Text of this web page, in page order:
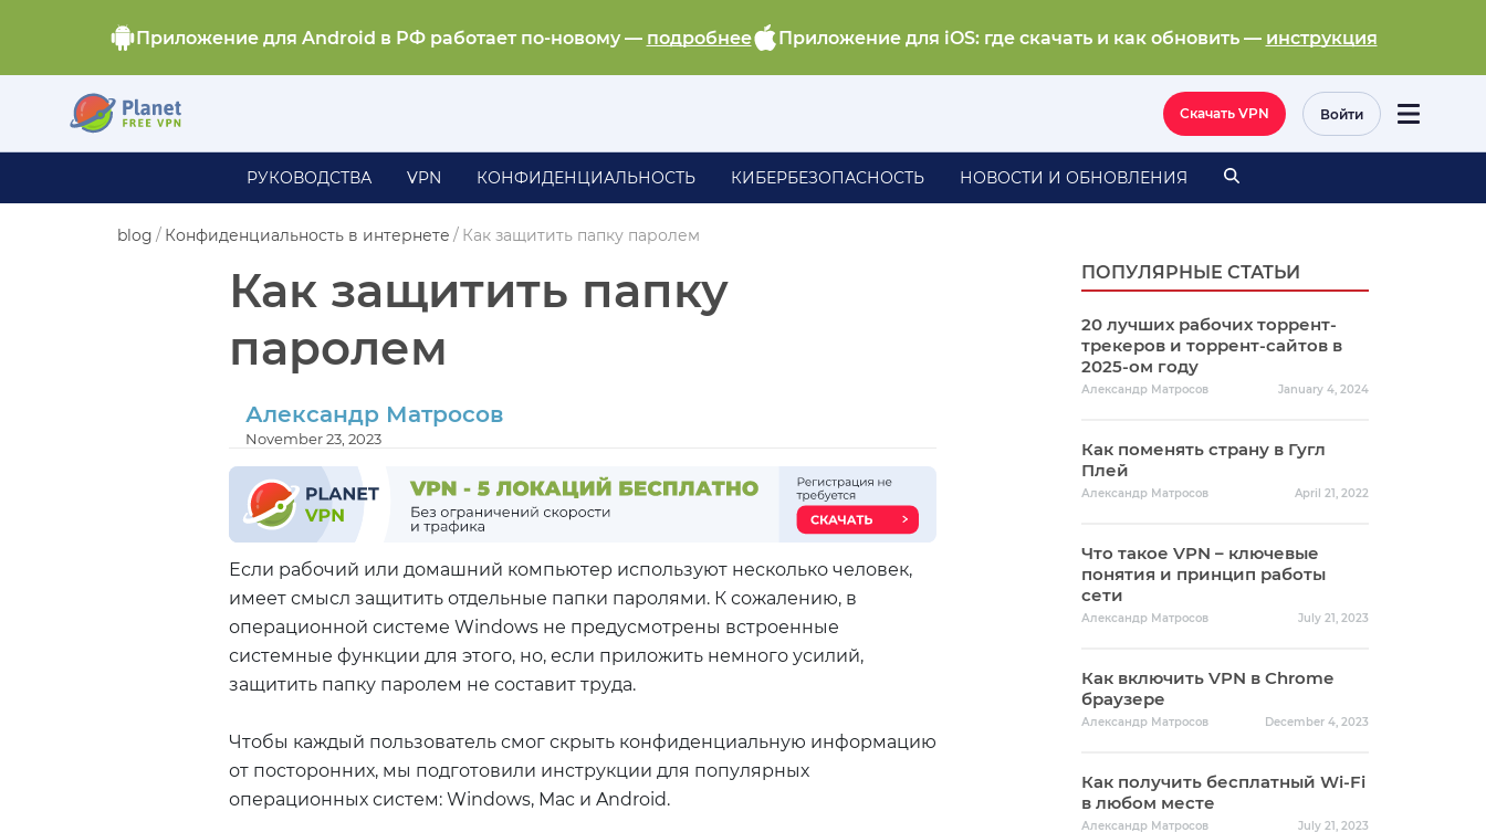
Приложение для Android в РФ работает по-новому — подробнее Приложение для iOS: где скачать и как обновить — инструкция
Скачать VPN Войти
РУКОВОДСТВА VPN КОНФИДЕНЦИАЛЬНОСТЬ КИБЕРБЕЗОПАСНОСТЬ НОВОСТИ И ОБНОВЛЕНИЯ
blog / Конфиденциальность в интернете / Как защитить папку паролем
Как защитить папку
паролем
Александр Матросов
November 23, 2023
Если рабочий или домашний компьютер используют несколько человек,
имеет смысл защитить отдельные папки паролями. К сожалению, в
операционной системе Windows не предусмотрены встроенные
системные функции для этого, но, если приложить немного усилий,
защитить папку паролем не составит труда.
Чтобы каждый пользователь смог скрыть конфиденциальную информацию
от посторонних, мы подготовили инструкции для популярных
операционных систем: Windows, Mac и Android.
ПОПУЛЯРНЫЕ СТАТЬИ
20 лучших рабочих торрент-
трекеров и торрент-сайтов в
2025-ом году
Александр Матросов January 4, 2024
Как поменять страну в Гугл
Плей
Александр Матросов April 21, 2022
Что такое VPN – ключевые
понятия и принцип работы
сети
Александр Матросов July 21, 2023
Как включить VPN в Chrome
браузере
Александр Матросов December 4, 2023
Как получить бесплатный Wi-Fi
в любом месте
Александр Матросов July 21, 2023